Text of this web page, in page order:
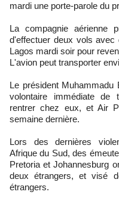
mardi une porte-parole du
La compagnie aérienne
d'effectuer deux vols avec
Lagos mardi soir pour
L'avion peut transporter
Le président Muhammadu
volontaire immédiate de
rentrer chez eux, et Air
semaine dernière.
Lors des dernières
Afrique du Sud, des
Pretoria et Johannesburg
deux étrangers, et visé
étrangers.